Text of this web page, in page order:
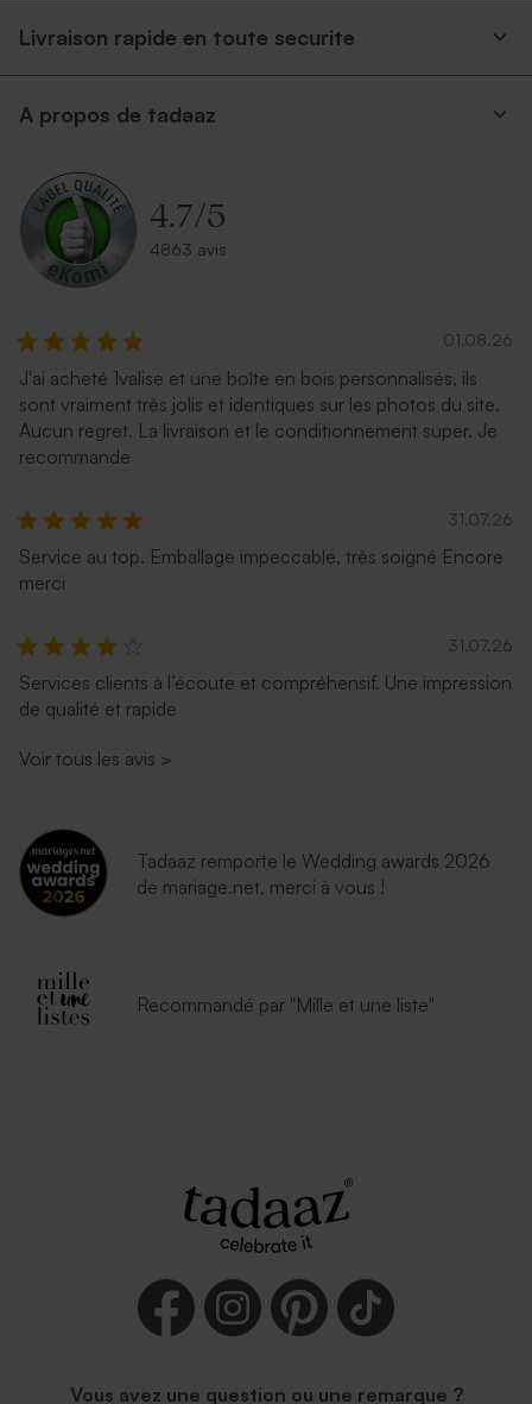
Livraison rapide en toute securite
A propos de tadaaz
4.7/5
4863 avis
01.08.26
J'ai acheté 1valise et une boîte en bois personnalisés, ils
sont vraiment très jolis et identiques sur les photos du site.
Aucun regret. La livraison et le conditionnement super. Je
recommande
31.07.26
Service au top. Emballage impeccable, très soigné Encore
merci
31.07.26
Services clients à l’écoute et compréhensif. Une impression
de qualité et rapide
Voir tous les avis >
Tadaaz remporte le Wedding awards 2026
de mariage.net, merci à vous !
Recommandé par "Mille et une liste"
Vous avez une question ou une remarque ?